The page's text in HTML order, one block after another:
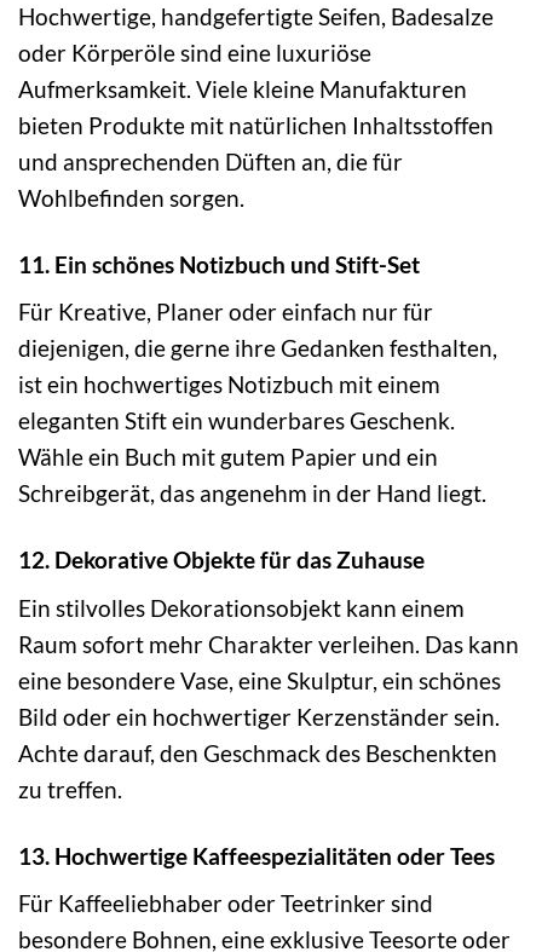
Hochwertige, handgefertigte Seifen, Badesalze
oder Körperöle sind eine luxuriöse
Aufmerksamkeit. Viele kleine Manufakturen
bieten Produkte mit natürlichen Inhaltsstoffen
und ansprechenden Düften an, die für
Wohlbefinden sorgen.
11. Ein schönes Notizbuch und Stift-Set
Für Kreative, Planer oder einfach nur für
diejenigen, die gerne ihre Gedanken festhalten,
ist ein hochwertiges Notizbuch mit einem
eleganten Stift ein wunderbares Geschenk.
Wähle ein Buch mit gutem Papier und ein
Schreibgerät, das angenehm in der Hand liegt.
12. Dekorative Objekte für das Zuhause
Ein stilvolles Dekorationsobjekt kann einem
Raum sofort mehr Charakter verleihen. Das kann
eine besondere Vase, eine Skulptur, ein schönes
Bild oder ein hochwertiger Kerzenständer sein.
Achte darauf, den Geschmack des Beschenkten
zu treffen.
13. Hochwertige Kaffeespezialitäten oder Tees
Für Kaffeeliebhaber oder Teetrinker sind
besondere Bohnen, eine exklusive Teesorte oder